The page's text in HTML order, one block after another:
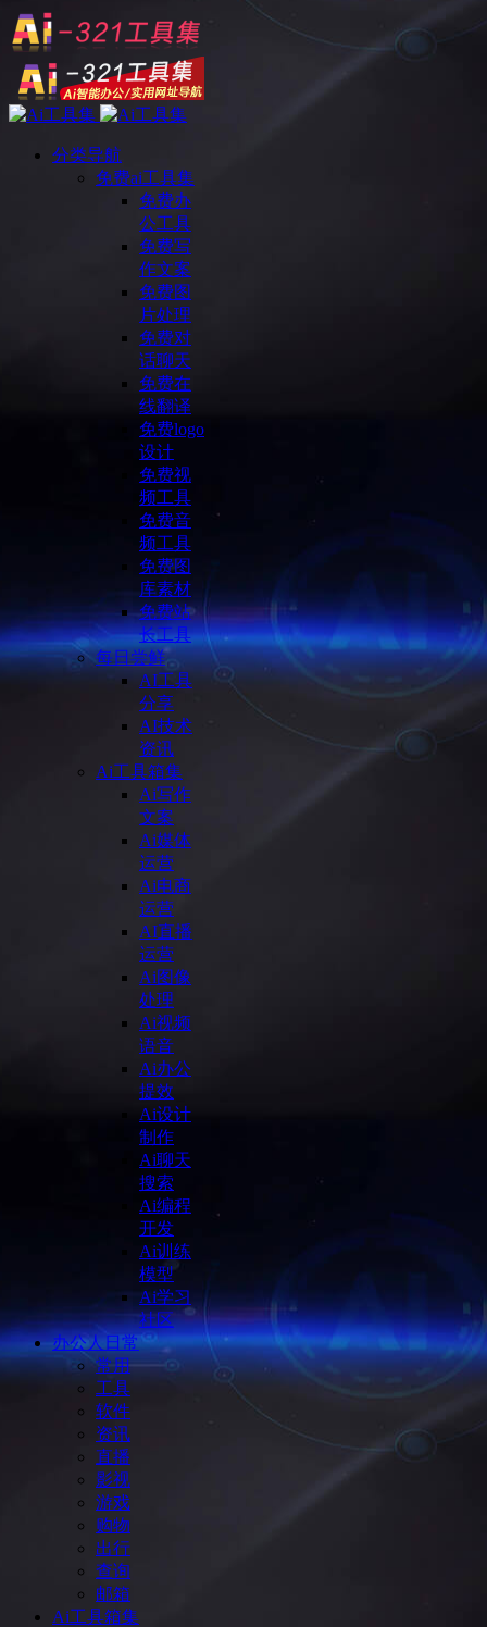
分类导航
免费ai工具集
免费办
公工具
免费写
作文案
免费图
片处理
免费对
话聊天
免费在
线翻译
免费logo
设计
免费视
频工具
免费音
频工具
免费图
库素材
免费站
长工具
每日尝鲜
AI工具
分享
AI技术
资讯
Ai工具箱集
Ai写作
文案
Ai媒体
运营
Ai电商
运营
AI直播
运营
Ai图像
处理
Ai视频
语音
Ai办公
提效
Ai设计
制作
Ai聊天
搜索
Ai编程
开发
Ai训练
模型
Ai学习
社区
办公人日常
常用
工具
软件
资讯
直播
影视
游戏
购物
出行
查询
邮箱
Ai工具箱集